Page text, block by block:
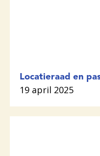
Locatieraad en
19 april 2025